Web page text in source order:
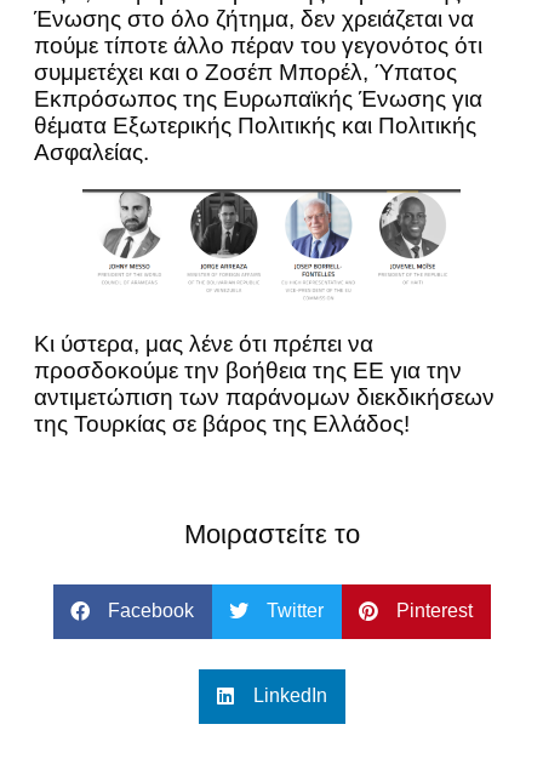
Ένωσης στο όλο ζήτημα, δεν χρειάζεται να
πούμε τίποτε άλλο πέραν του γεγονότος ότι
συμμετέχει και ο Ζοσέπ Μπορέλ, Ύπατος
Εκπρόσωπος της Ευρωπαϊκής Ένωσης για
θέματα Εξωτερικής Πολιτικής και Πολιτικής
Ασφαλείας.
Κι ύστερα, μας λένε ότι πρέπει να
προσδοκούμε την βοήθεια της ΕΕ για την
αντιμετώπιση των παράνομων διεκδικήσεων
της Τουρκίας σε βάρος της Ελλάδος!
Μοιραστείτε το
Facebook Twitter Pinterest
LinkedIn